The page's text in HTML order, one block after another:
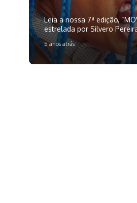
Leia a nossa 7ª edição,
estrelada por Silvero
5 anos atrás